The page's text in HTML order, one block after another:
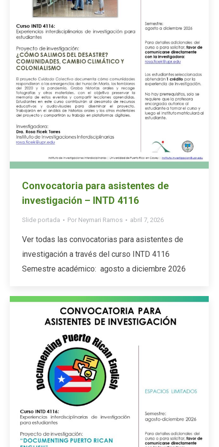
Convocatoria para asistentes de
investigación – INTD 4116
Slide portada Por Neymari Ramos abril 7, 2026
Ver todas las convocatorias para asistentes de
investigación a través del curso INTD 4116
Semestre académico: agosto a diciembre 2026